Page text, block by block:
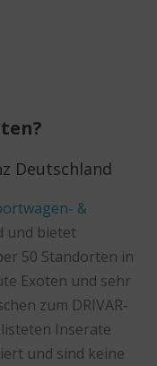
Deutschland
&
und bietet
50 Standorten in
Exoten und sehr
zum DRIVAR-
Inserate
und sind keine